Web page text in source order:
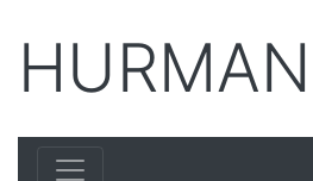
HURMAN